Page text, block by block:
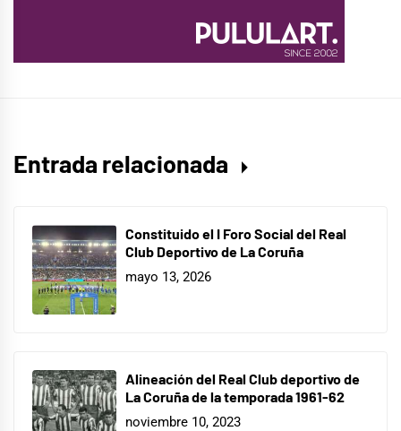
Entrada relacionada
Constituido el I Foro Social del Real
Club Deportivo de La Coruña
mayo 13, 2026
Alineación del Real Club deportivo de
La Coruña de la temporada 1961-62
noviembre 10, 2023